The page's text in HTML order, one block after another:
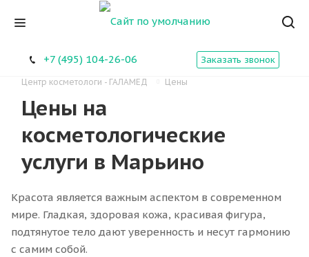
+7 (495) 104-26-06 Заказать звонок
Центр косметологи - ГАЛАМЕД Цены
Цены на
косметологические
услуги в Марьино
Красота является важным аспектом в современном
мире. Гладкая, здоровая кожа, красивая фигура,
подтянутое тело дают уверенность и несут гармонию
с самим собой.